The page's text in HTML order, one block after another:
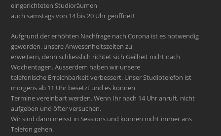
eingerichteten Studioräumen
auch samstags von 14 bis 20 Uhr geöffnet!
Aufgrund der erhöhten Nachfrage nach Corona ist es notwendig
geworden, unsere Anwesenheitszeiten zu
erweitern, denn schliesslich richtet sich Geilheit nicht nach
Wochentagen. Ausserdem haben wir unsere
telefonische Erreichbarkeit verbessert. Unser Studiotelefon ist
morgens ab 11 Uhr besetzt und es können
Termine vereinbart werden. Wenn Ihr nach 14 Uhr anruft, nicht
aufgeben und öfter versuchen.
Wir sind dann meisst in Sessions und können nicht immer ans
Telefon gehen.